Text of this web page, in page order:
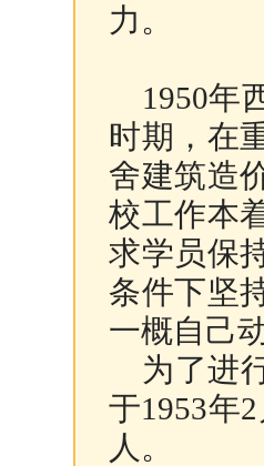
力。
1950年
时期，在
舍建筑造
校工作本
求学员保
条件下坚
一概自己
为了进
于1953年
人。